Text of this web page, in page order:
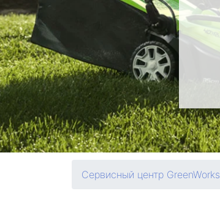
Сервисный центр GreenWorks